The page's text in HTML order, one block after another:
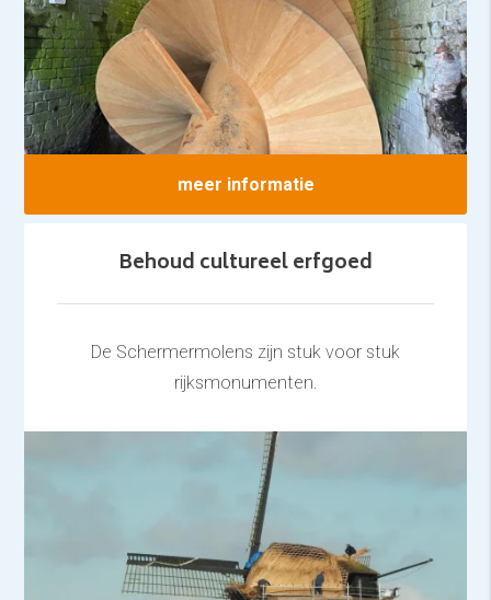
meer informatie
Behoud cultureel erfgoed
De Schermermolens zijn stuk voor stuk
rijksmonumenten.